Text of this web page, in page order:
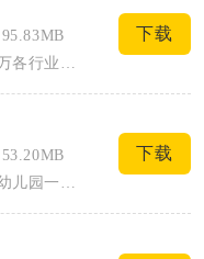
下载
下载